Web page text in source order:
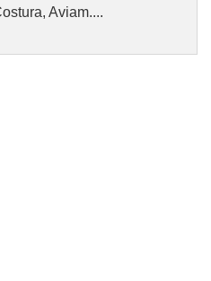
Aviam....